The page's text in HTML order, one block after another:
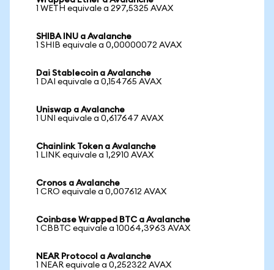
1 WETH equivale a 297,5325 AVAX
SHIBA INU a Avalanche
1 SHIB equivale a 0,00000072 AVAX
Dai Stablecoin a Avalanche
1 DAI equivale a 0,154765 AVAX
Uniswap a Avalanche
1 UNI equivale a 0,617647 AVAX
Chainlink Token a Avalanche
1 LINK equivale a 1,2910 AVAX
Cronos a Avalanche
1 CRO equivale a 0,007612 AVAX
Coinbase Wrapped BTC a Avalanche
1 CBBTC equivale a 10064,3963 AVAX
NEAR Protocol a Avalanche
1 NEAR equivale a 0,252322 AVAX